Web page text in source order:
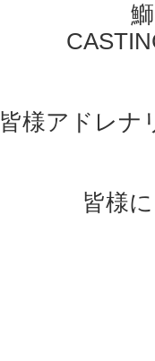
皆様アドレナ
皆様